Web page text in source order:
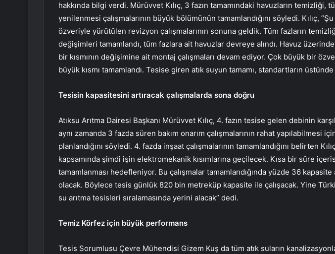
hakkında bilgi verdi. Mürüvvet Kılıç, 3 fazın tamamındaki havuzların temizliği,
yenilenmesi çalışmalarının büyük bölümünün tamamlandığını söyledi. Kılıç,
özveriyle yürütülen revizyon çalışmalarının sonuna geldik. Tüm fazların
değişimleri tamamlandı, tüm fazlara ait havuzlar devreye alındı. Havuz
bir kısmının değişimine ait montaj çalışmaları devam ediyor. Çok büyük bir
büyük kısmı tamamlandı. Tesise giren atık suyun tamamı, standartların üstünde
Tesisin kapasitesini artıracak çalışmalarda sona doğru
Atıksu Arıtma Dairesi Başkanı Mürüvvet Kılıç, 4. fazın tesise gelen debinin
aynı zamanda 3 fazda süren bakım onarım çalışmalarının rahat yapılabilmesi
planlandığını söyledi. 4. fazda inşaat çalışmalarının tamamlandığını belirten
kapsamında şimdi işin elektromekanik kısımlarına geçilecek. Kısa bir süre
tamamlanması hedefleniyor. Bu çalışmalar tamamlandığında yüzde 36 kapasite
olacak. Böylece tesis günlük 820 bin metreküp kapasite ile çalışacak. Yine
su arıtma tesisleri sıralamasında yerini alacak” dedi.
Temiz Körfez için büyük performans
Tesis Sorumlusu Çevre Mühendisi Gizem Kuş da tüm atık suların